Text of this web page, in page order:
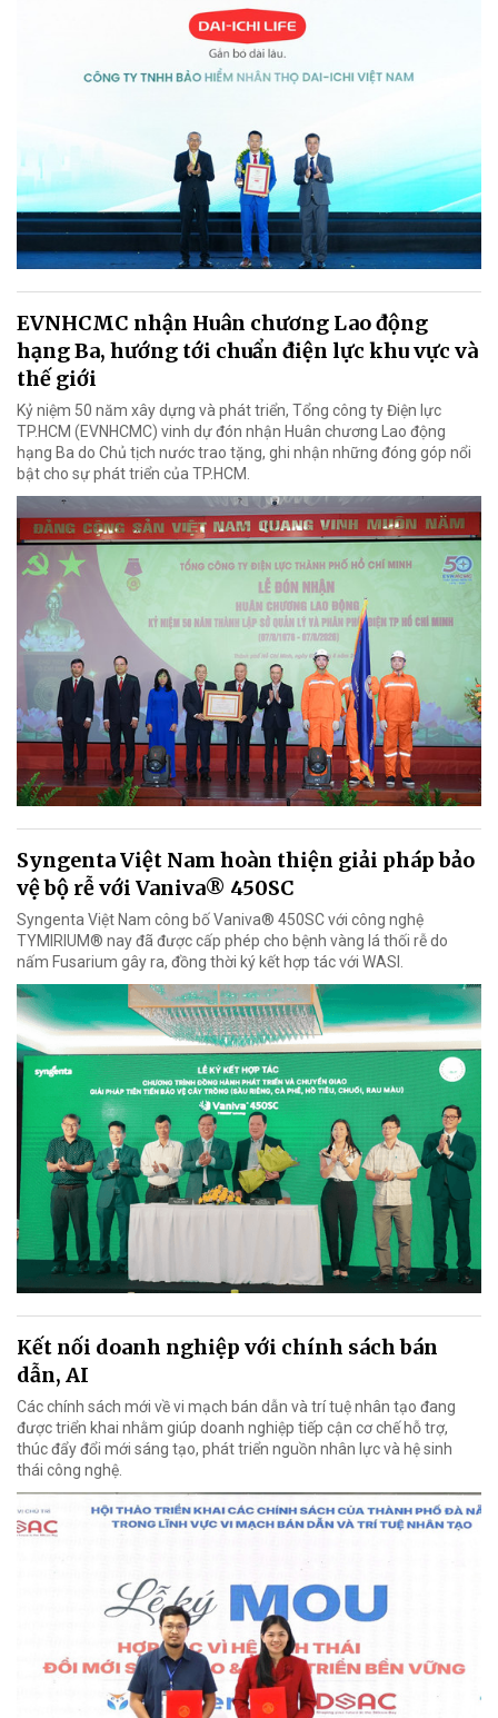
EVNHCMC nhận Huân chương Lao động
hạng Ba, hướng tới chuẩn điện lực khu vực và
thế giới
Kỷ niệm 50 năm xây dựng và phát triển, Tổng công ty Điện lực
TP.HCM (EVNHCMC) vinh dự đón nhận Huân chương Lao động
hạng Ba do Chủ tịch nước trao tặng, ghi nhận những đóng góp nổi
bật cho sự phát triển của TP.HCM.
Syngenta Việt Nam hoàn thiện giải pháp bảo
vệ bộ rễ với Vaniva® 450SC
Syngenta Việt Nam công bố Vaniva® 450SC với công nghệ
TYMIRIUM® nay đã được cấp phép cho bệnh vàng lá thối rễ do
nấm Fusarium gây ra, đồng thời ký kết hợp tác với WASI.
Kết nối doanh nghiệp với chính sách bán
dẫn, AI
Các chính sách mới về vi mạch bán dẫn và trí tuệ nhân tạo đang
được triển khai nhằm giúp doanh nghiệp tiếp cận cơ chế hỗ trợ,
thúc đẩy đổi mới sáng tạo, phát triển nguồn nhân lực và hệ sinh
thái công nghệ.